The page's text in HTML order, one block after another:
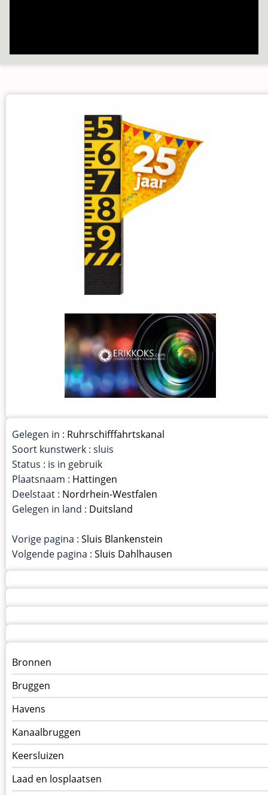
Gelegen in : Ruhrschifffahrtskanal
Soort kunstwerk : sluis
Status : is in gebruik
Plaatsnaam : Hattingen
Deelstaat : Nordrhein-Westfalen
Gelegen in land : Duitsland
Vorige pagina : Sluis Blankenstein
Volgende pagina : Sluis Dahlhausen
Menu
kunstwerken
op
kunstwerkpagina
Bronnen
Bruggen
Havens
Kanaalbruggen
Keersluizen
Laad en losplaatsen